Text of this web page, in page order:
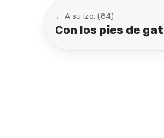
← A su izq. (84)
Con los pies de